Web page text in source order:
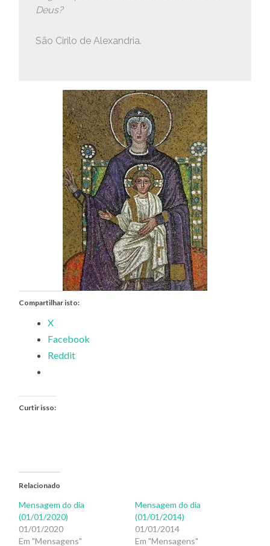
Deus?
São Cirilo de Alexandria.
Compartilhar isto:
X
Facebook
Reddit
Curtir isso:
Relacionado
Mensagem do dia
(01/01/2020)
01/01/2020
Em "Mensagens"
Mensagem do dia
(01/01/2014)
01/01/2014
Em "Mensagens"